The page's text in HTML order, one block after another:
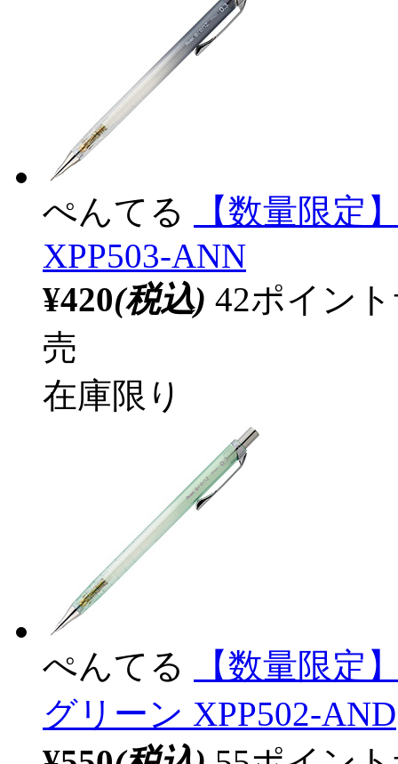
ぺんてる
【数量限
XPP503-ANN
¥420(税込) 42ポイン
売
在庫限り
ぺんてる
【数量限
グリーン XPP502-AND